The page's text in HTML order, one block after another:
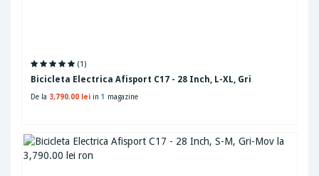
(1)
Bicicleta Electrica Afisport C17 - 28 Inch, L-XL, Gri
De la 3,790.00 lei in 1 magazine